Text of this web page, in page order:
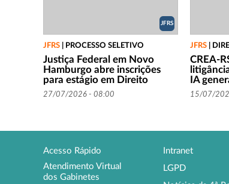
JFRS
JFRS PROCESSO SELETIVO
Justiça Federal em Novo
Hamburgo abre inscrições
para estágio em Direito
27/07/2026 - 08:00
JFRS
CREA-
IA
15/07/
Acesso Rápido
Atendimento Virtual
dos Gabinetes
Intranet
LGPD